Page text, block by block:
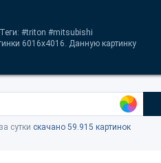
#triton #mitsubishi
6016x4016. Данную картинку
сутки скачано 59.915 картинок